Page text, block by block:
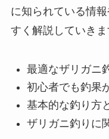
に知られている情
すく解説していきま
最適なザリガニ
初心者でも釣果
基本的な釣り方
ザリガニ釣りに